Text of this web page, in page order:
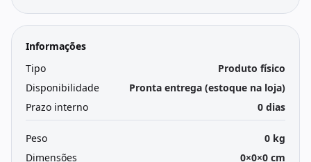
Informações
Tipo
Produto físico
Disponibilidade
Pronta entrega (estoque na loja)
Prazo interno
0 dias
Peso
0 kg
Dimensões
0×0×0 cm